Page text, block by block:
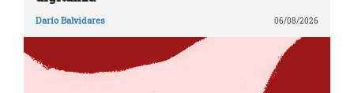
Darío Balvidares 06/08/2026